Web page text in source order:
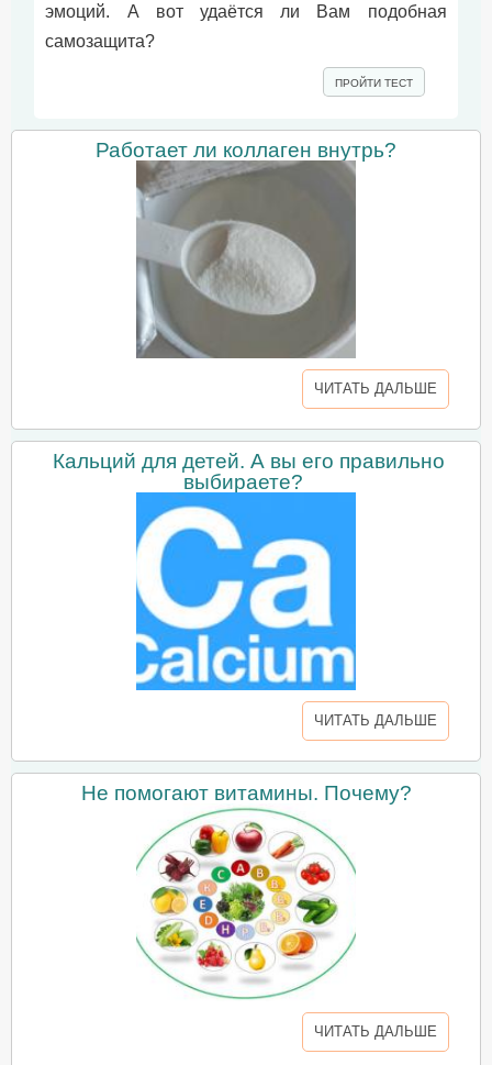
эмоций. А вот удаётся ли Вам подобная
самозащита?
ПРОЙТИ ТЕСТ
Работает ли коллаген внутрь?
ЧИТАТЬ ДАЛЬШЕ
Кальций для детей. А вы его правильно
выбираете?
ЧИТАТЬ ДАЛЬШЕ
Не помогают витамины. Почему?
ЧИТАТЬ ДАЛЬШЕ